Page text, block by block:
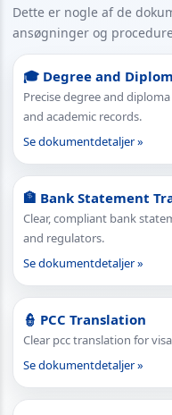
Dette er nogle af de
ansøgninger og
🎓 Degree and
Precise degree and
and academic records.
Se dokumentdetaljer »
🏦 Bank Statement
Clear, compliant bank
and regulators.
Se dokumentdetaljer »
👮 PCC Translation
Clear pcc translation for
Se dokumentdetaljer »